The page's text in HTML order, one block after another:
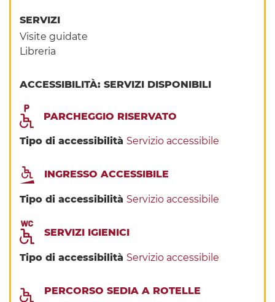
SERVIZI
Visite guidate
Libreria
ACCESSIBILITÀ: SERVIZI DISPONIBILI
PARCHEGGIO RISERVATO
Tipo di accessibilità Servizio accessibile
INGRESSO ACCESSIBILE
Tipo di accessibilità Servizio accessibile
SERVIZI IGIENICI
Tipo di accessibilità Servizio accessibile
PERCORSO SEDIA A ROTELLE